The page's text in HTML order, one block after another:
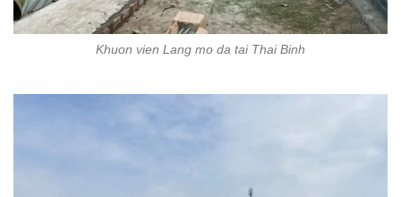
Khuon vien Lang mo da tai Thai Binh